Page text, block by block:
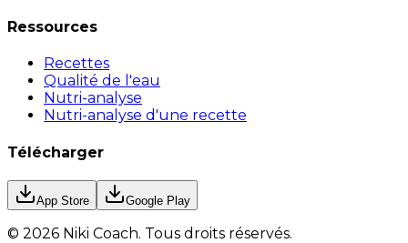
Ressources
Recettes
Qualité de l'eau
Nutri-analyse
Nutri-analyse d'une recette
Télécharger
App Store Google Play
© 2026 Niki Coach. Tous droits réservés.